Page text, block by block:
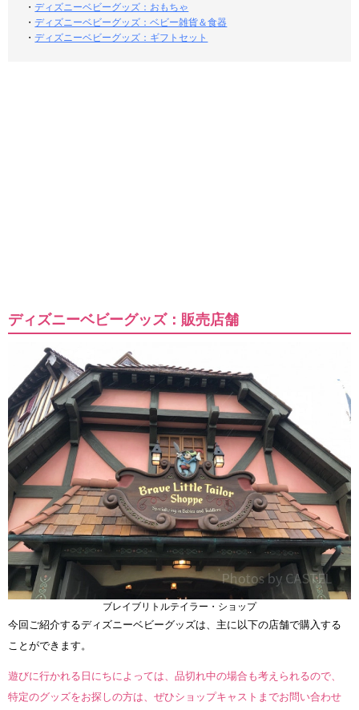
・ディズニーベビーグッズ：おもちゃ
・ディズニーベビーグッズ：ベビー雑貨＆食器
・ディズニーベビーグッズ：ギフトセット
ディズニーベビーグッズ：販売店舗
ブレイブリトルテイラー・ショップ
今回ご紹介するディズニーベビーグッズは、主に以下の店舗で購入する
ことができます。
遊びに行かれる日にちによっては、品切れ中の場合も考えられるので、
特定のグッズをお探しの方は、ぜひショップキャストまでお問い合わせ